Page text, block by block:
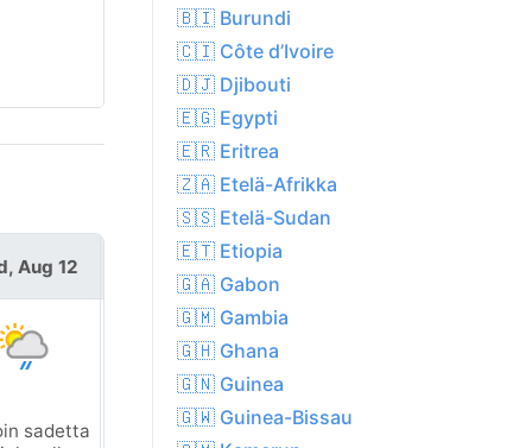
Aug 12
sadetta
Thu, Aug 13
Paikoin sadetta
🇧🇮 Burundi
🇨🇮 Côte d’Ivoire
🇩🇯 Djibouti
🇪🇬 Egypti
🇪🇷 Eritrea
🇿🇦 Etelä-Afrikka
🇸🇸 Etelä-Sudan
🇪🇹 Etiopia
🇬🇦 Gabon
🇬🇲 Gambia
🇬🇭 Ghana
🇬🇳 Guinea
🇬🇼 Guinea-Bissau